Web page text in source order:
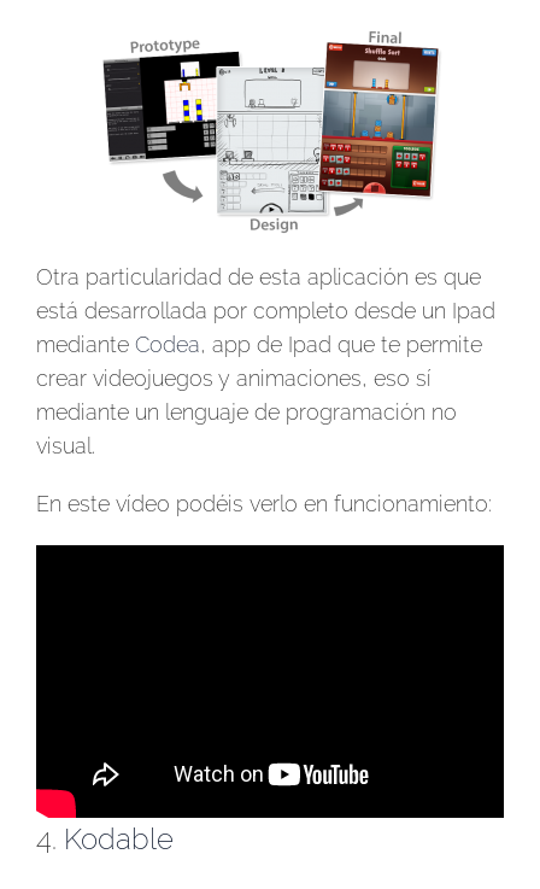
Otra particularidad de esta aplicación es que
está desarrollada por completo desde un Ipad
mediante Codea, app de Ipad que te permite
crear videojuegos y animaciones, eso sí
mediante un lenguaje de programación no
visual.
En este vídeo podéis verlo en funcionamiento:
4. Kodable